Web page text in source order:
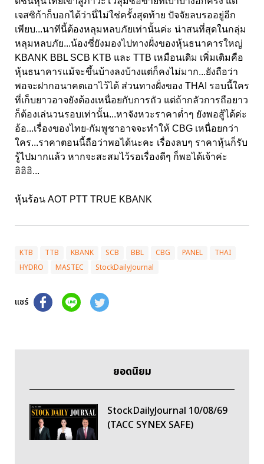
เจสซิก้าก็บอกได้ว่านี่ไม่ใช่ครั้งสุดท้าย ปัจจัยลบรออยู่อีก
เพียบ...นาทีนี้ต้องหลุมหลบภัยเท่านั้นค่ะ น่าสนที่สุดในกลุ่ม
หลุมหลบภัย...น้องซี่ยังมองไปทางฝั่งของหุ้นธนาคารใหญ่
KBANK BBL SCB KTB และ TTB เหมือนเดิม เพิ่มเติมคือ
หุ้นธนาคารแม้จะขึ้นบ้างลงบ้างแต่ก็คงไม่มาก...ยังถือว่า
พอจะฝากอนาคตเอาไว้ได้ ส่วนทางฝั่งของ THAI รอบนี้ใคร
ที่เก็บยาวอาจยังต้องเหนื่อยกับการถัว แต่ถ้ากลัวการถือยาว
ก็ต้องเล่นวนรอบเท่านั้น...หาจังหวะราคาต่ำๆ ยังพอสู้ได้ค่ะ
อ้อ...เรื่องของไทย-กัมพูชาอาจจะทำให้ CBG เหนื่อยกว่า
ใคร...ราคาตอนนี้ถือว่าพอได้นะคะ เรื่องลบๆ ราคาหุ้นก็รับ
รู้ไปมากแล้ว หากจะสะสมไว้รอเรื่องดีๆ ก็พอได้เจ้าค่ะ
อิอิอิ...
หุ้นร้อน AOT PTT TRUE KBANK
KTB TTB KBANK SCB BBL CBG PANEL
THAI
HYDRO
MASTEC StockDailyJournal
แชร์
ยอดนิยม
StockDailyJournal 10/08/69
(TACC SYNEX SAFE)